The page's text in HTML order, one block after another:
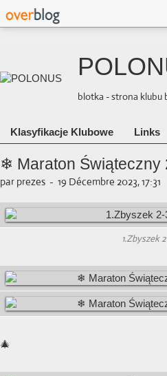
blotka - strona klubu
Klasyfikacje Klubowe Links
❄ Maraton Świąteczny
par prezes - 19 Décembre 2023, 17:31
1.Zbyszek
🎄